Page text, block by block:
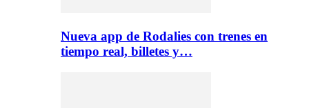
Nueva app de Rodalies con trenes en
tiempo real, billetes y…